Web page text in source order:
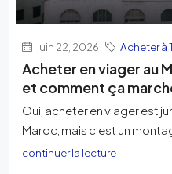
juin 22, 2026 Acheter à
Acheter en viager au
et comment ça
Oui, acheter en viager est
Maroc, mais c'est un
continuer la lecture